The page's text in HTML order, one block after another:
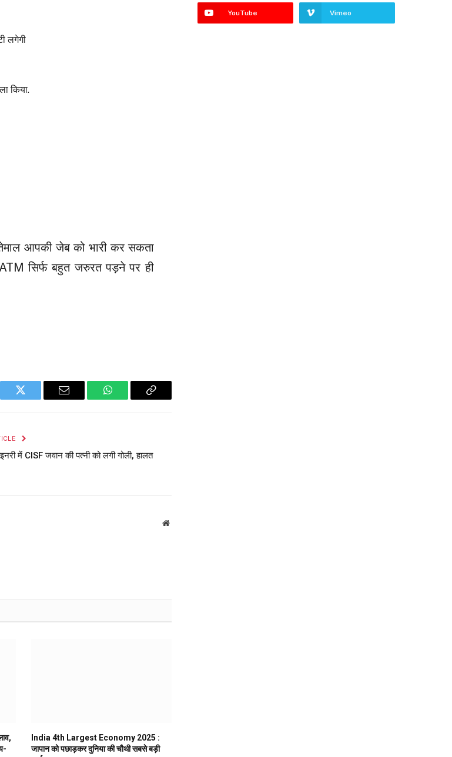
लगेगी
किया.
आपकी जेब को भारी कर सकता
सिर्फ बहुत जरुरत पड़ने पर ही
Twitter Email WhatsAppCopy
में CISF जवान की पत्नी को लगी गोली, हालत
Website
India 4th Largest Economy 2025 :
जापान को पछाड़कर दुनिया की चौथी सबसे बड़ी
YouTube Vimeo